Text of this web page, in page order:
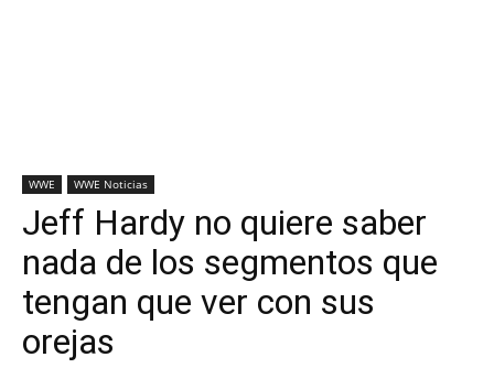
WWE WWE Noticias
Jeff Hardy no quiere saber
nada de los segmentos que
tengan que ver con sus
orejas